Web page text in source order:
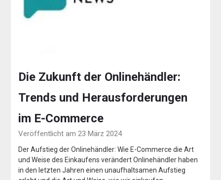
Die Zukunft der Onlinehändler:
Trends und Herausforderungen
im E-Commerce
Veröffentlicht am 23 März 2024
Der Aufstieg der Onlinehändler: Wie E-Commerce die Art
und Weise des Einkaufens verändert Onlinehändler haben
in den letzten Jahren einen unaufhaltsamen Aufstieg